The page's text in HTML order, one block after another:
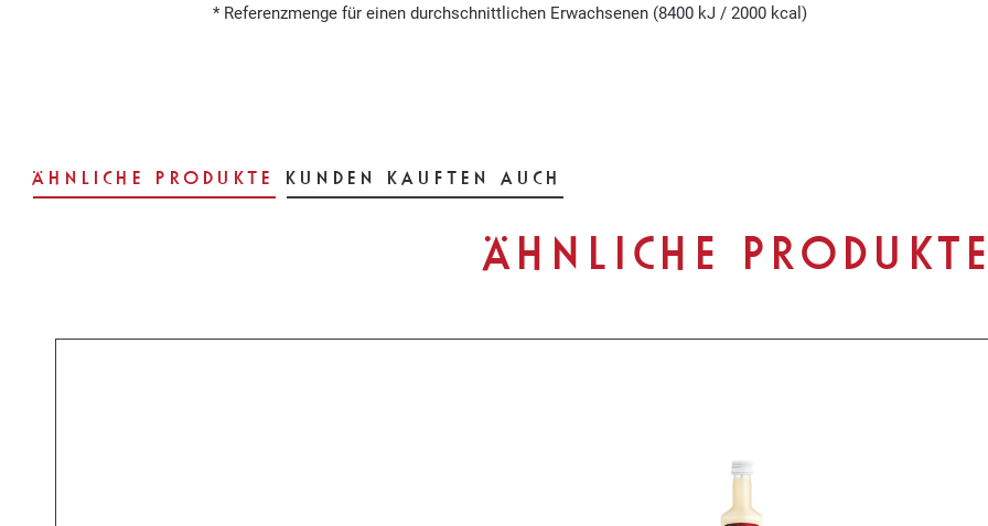
* Referenzmenge für einen durchschnittlichen Erwachsenen (8400 kJ / 2000 kcal)
ÄHNLICHE PRODUKTE KUNDEN KAUFTEN AUCH
ÄHNLICHE